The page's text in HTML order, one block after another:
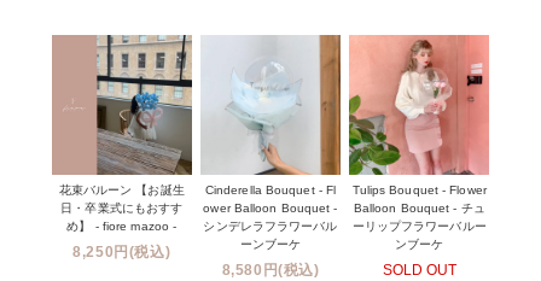
花束バルーン 【お誕生
日・卒業式にもおすす
め】 - fiore mazoo -
8,250円(税込)
Cinderella Bouquet - Fl
ower Balloon Bouquet -
シンデレラフラワーバル
ーンブーケ
8,580円(税込)
Tulips Bouquet - Flower
Balloon Bouquet - チュ
ーリップフラワーバルー
ンブーケ
SOLD OUT